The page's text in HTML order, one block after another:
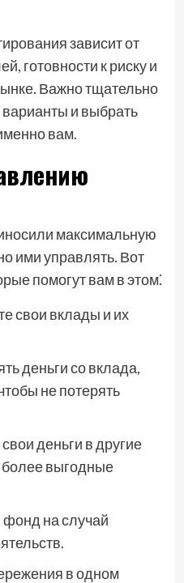
зависит от
готовности к риску и
Важно тщательно
и выбрать
вам.
максимальную
ими управлять. Вот
помогут вам в этом⁚
свои вклады и их
деньги со вклада,
не потерять
деньги в другие
более выгодные
на случай
в одном